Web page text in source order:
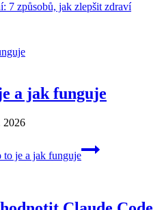
7 způsobů, jak zlepšit zdraví
a jak funguje
2026
je a jak funguje